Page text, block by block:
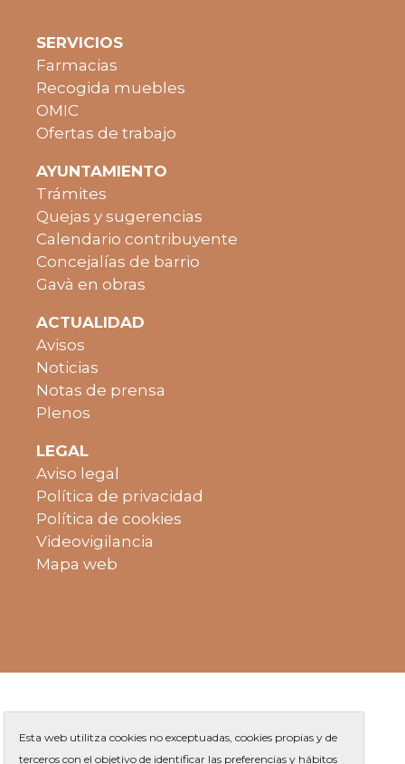
SERVICIOS
Farmacias
Recogida muebles
OMIC
Ofertas de trabajo
AYUNTAMIENTO
Trámites
Quejas y sugerencias
Calendario contribuyente
Concejalías de barrio
Gavà en obras
ACTUALIDAD
Avisos
Noticias
Notas de prensa
Plenos
LEGAL
Aviso legal
Política de privacidad
Política de cookies
Videovigilancia
Mapa web
Esta web utilitza cookies no exceptuadas, cookies propias y de
terceros con el objetivo de identificar las preferencias y hábitos